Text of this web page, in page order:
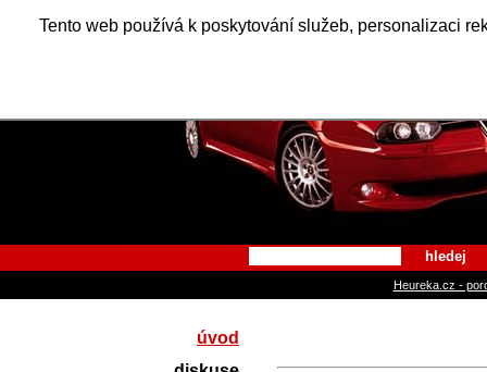
Tento web používá k poskytování služeb, personalizaci
Alfa
hledej
Heureka.cz -
úvod